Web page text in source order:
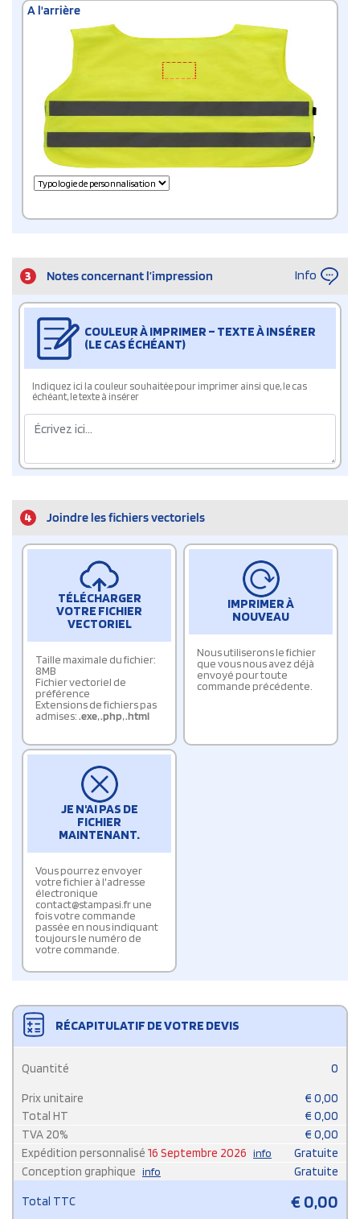
A l'arrière
3 Notes concernant l’impression Info
COULEUR À IMPRIMER – TEXTE À INSÉRER
(LE CAS ÉCHÉANT)
Indiquez ici la couleur souhaitée pour imprimer ainsi que, le cas
échéant, le texte à insérer
4 Joindre les fichiers vectoriels
TÉLÉCHARGER
VOTRE FICHIER
VECTORIEL
Taille maximale du fichier:
8MB
Fichier vectoriel de
préférence
Extensions de fichiers pas
admises:.exe,.php,.html
IMPRIMER À
NOUVEAU
Nous utiliserons le fichier
que vous nous avez déjà
envoyé pour toute
commande précédente.
JE N'AI PAS DE
FICHIER
MAINTENANT.
Vous pourrez envoyer
votre fichier à l'adresse
électronique
contact@stampasi.fr une
fois votre commande
passée en nous indiquant
toujours le numéro de
votre commande.
RÉCAPITULATIF DE VOTRE DEVIS
Quantité 0
Prix unitaire € 0,00
Total HT
€ 0,00
TVA 20% € 0,00
Expédition personnalisé 16 Septembre 2026 info
Gratuite
Conception graphique info Gratuite
Total TTC €0,00